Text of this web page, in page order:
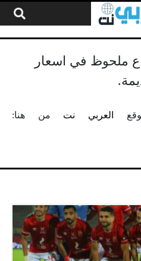
ملحوظ في اسعار
العربي نت من هنا: